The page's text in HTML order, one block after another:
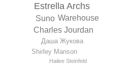
Estrella Archs
Suno
Charles Jourdan
Warehouse
Даша Жукова
Shirley Manson
Hailee Steinfeld